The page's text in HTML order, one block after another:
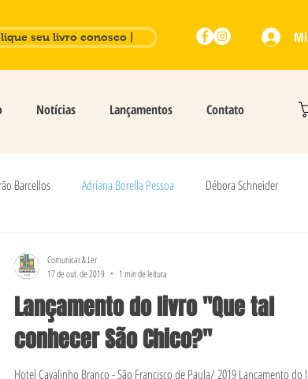
seu livro conosco |
Notícias Lançamentos Contato
Barcellos Adriana Borella Pessoa Débora Schneider
Adriana Schallenberger Adilson Prates
Lançamento do livro "Que tal
conhecer São Chico?"
Hotel Cavalinho Branco - São Francisco de Paula/ 2019 Lançamento do
Comunicar & Ler
17 de out. de 2019
1 min de leitura